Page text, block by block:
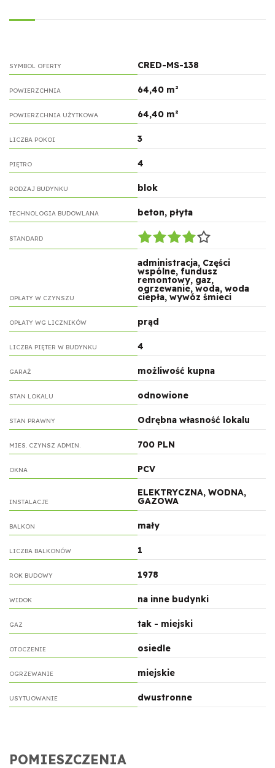
SYMBOL OFERTY CRED-MS-138
POWIERZCHNIA 64,40 m²
POWIERZCHNIA UŻYTKOWA 64,40 m²
LICZBA POKOI 3
PIĘTRO 4
RODZAJ BUDYNKU blok
TECHNOLOGIA BUDOWLANA beton, płyta
STANDARD
OPŁATY W CZYNSZU
administracja, Części
wspólne, fundusz
remontowy, gaz,
ogrzewanie, woda, woda
ciepła, wywóz śmieci
OPŁATY WG LICZNIKÓW prąd
LICZBA PIĘTER W BUDYNKU 4
GARAŻ możliwość kupna
STAN LOKALU odnowione
STAN PRAWNY Odrębna własność lokalu
MIES. CZYNSZ ADMIN. 700 PLN
OKNA PCV
INSTALACJE
ELEKTRYCZNA, WODNA,
GAZOWA
BALKON mały
LICZBA BALKONÓW 1
ROK BUDOWY 1978
WIDOK na inne budynki
GAZ tak - miejski
OTOCZENIE osiedle
OGRZEWANIE miejskie
USYTUOWANIE dwustronne
POMIESZCZENIA